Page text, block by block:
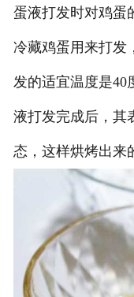
蛋液打发时对鸡蛋
冷藏鸡蛋用来打发
发的适宜温度是40
液打发完成后，其
态，这样烘烤出来